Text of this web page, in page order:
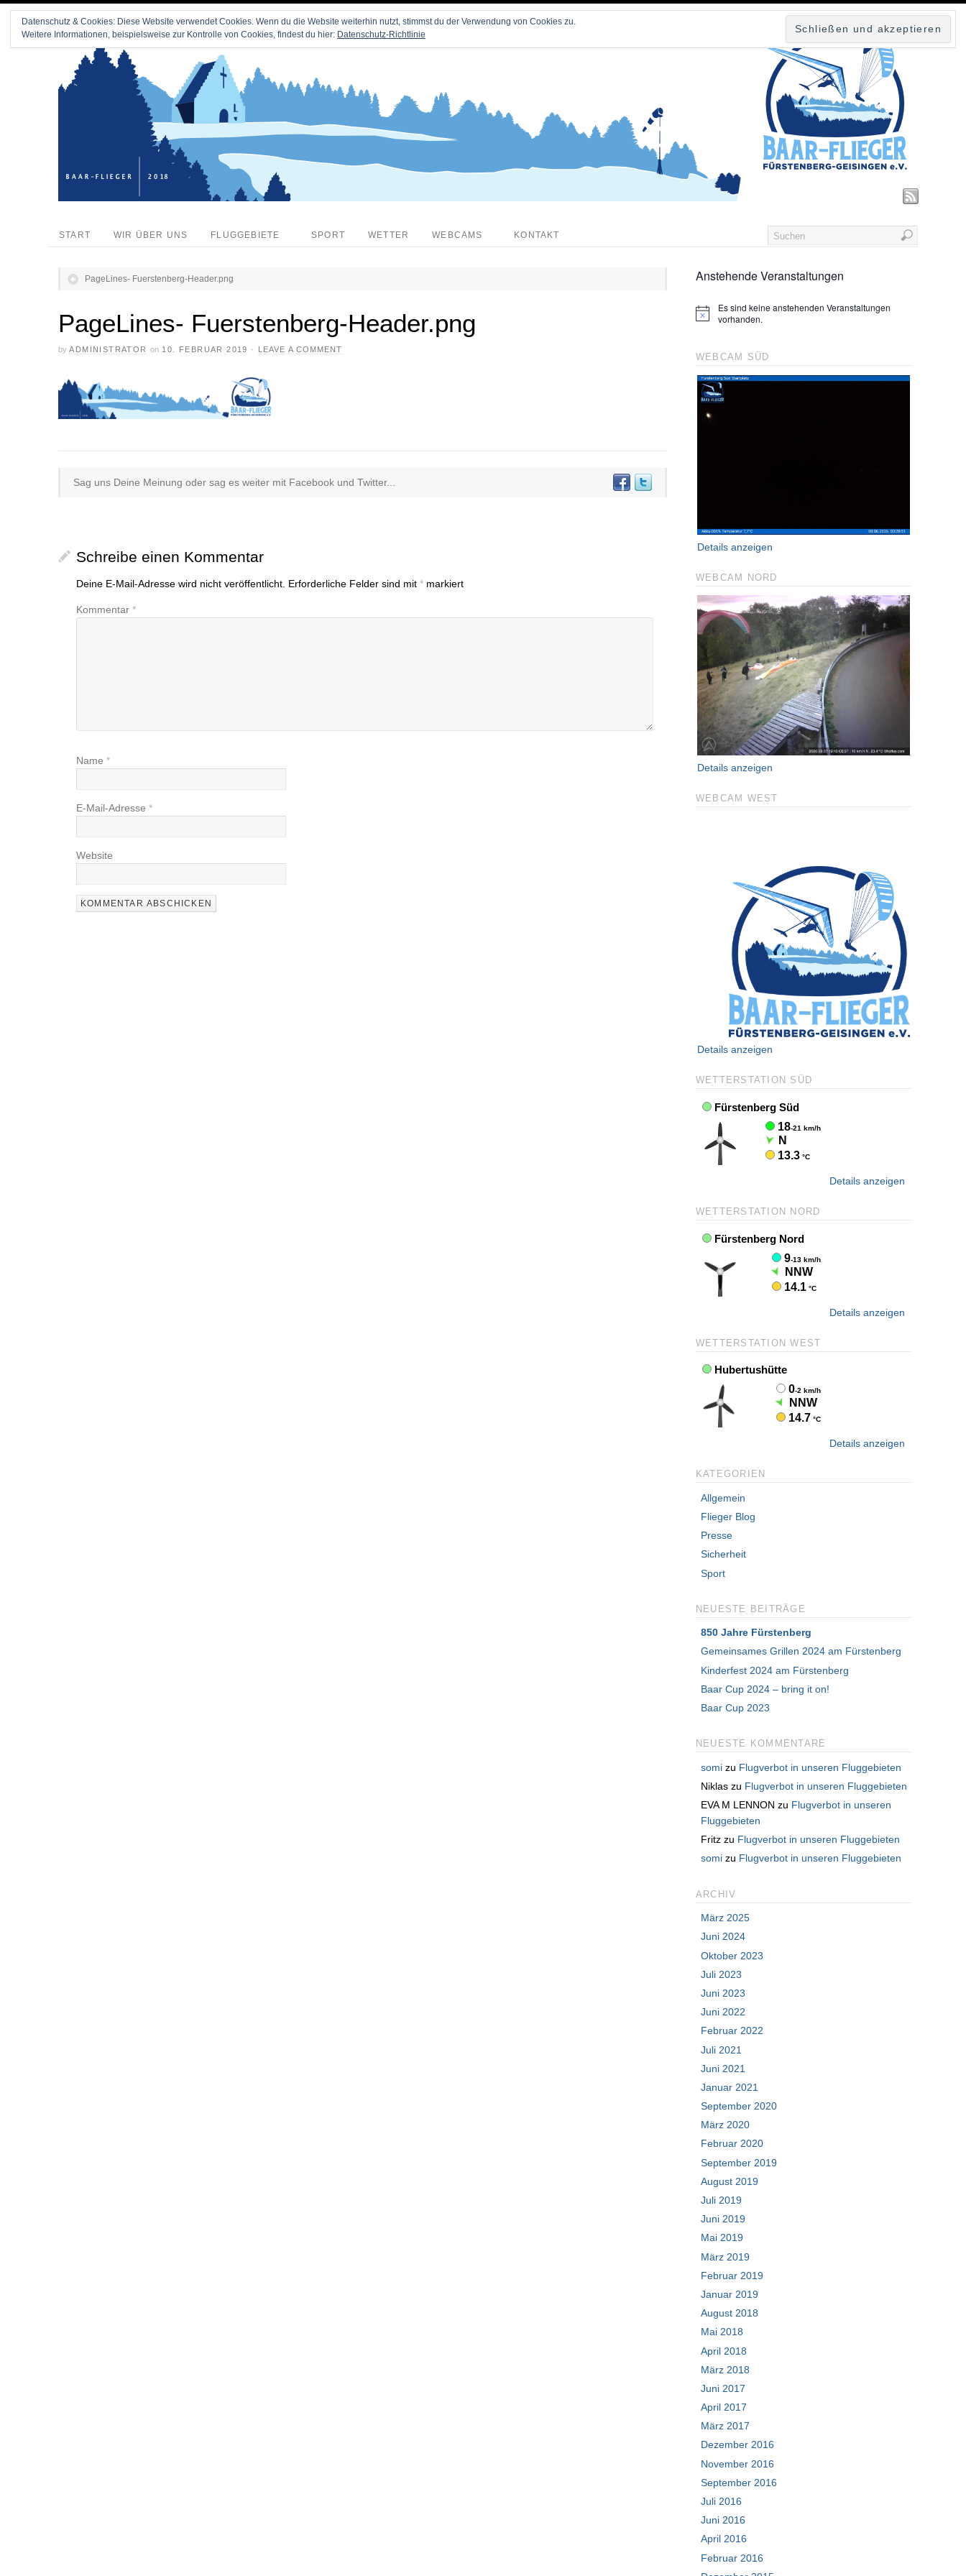
START WIR ÜBER UNS FLUGGEBIETE SPORT WETTER WEBCAMS KONTAKT
PageLines- Fuerstenberg-Header.png
PageLines- Fuerstenberg-Header.png
by ADMINISTRATOR on 10. FEBRUAR 2019 · LEAVE A COMMENT
Sag uns Deine Meinung oder sag es weiter mit Facebook und Twitter...
Schreibe einen Kommentar
Deine E-Mail-Adresse wird nicht veröffentlicht. Erforderliche Felder sind mit * markiert
Kommentar *
Name *
E-Mail-Adresse *
Website
Anstehende Veranstaltungen
Es sind keine anstehenden Veranstaltungen
vorhanden.
WEBCAM SÜD
Details anzeigen
WEBCAM NORD
Details anzeigen
WEBCAM WEST
Details anzeigen
WETTERSTATION SÜD
Details anzeigen
WETTERSTATION NORD
Details anzeigen
WETTERSTATION WEST
Details anzeigen
KATEGORIEN
Allgemein
Flieger Blog
Presse
Sicherheit
Sport
NEUESTE BEITRÄGE
850 Jahre Fürstenberg
Gemeinsames Grillen 2024 am Fürstenberg
Kinderfest 2024 am Fürstenberg
Baar Cup 2024 – bring it on!
Baar Cup 2023
NEUESTE KOMMENTARE
somi zu Flugverbot in unseren Fluggebieten
Niklas zu Flugverbot in unseren Fluggebieten
EVA M LENNON zu Flugverbot in unseren
Fluggebieten
Fritz zu Flugverbot in unseren Fluggebieten
somi zu Flugverbot in unseren Fluggebieten
ARCHIV
März 2025
Juni 2024
Oktober 2023
Juli 2023
Juni 2023
Juni 2022
Februar 2022
Juli 2021
Juni 2021
Januar 2021
September 2020
März 2020
Februar 2020
September 2019
August 2019
Juli 2019
Juni 2019
Mai 2019
März 2019
Februar 2019
Januar 2019
August 2018
Mai 2018
April 2018
März 2018
Juni 2017
April 2017
März 2017
Dezember 2016
November 2016
September 2016
Juli 2016
Juni 2016
April 2016
Februar 2016
Datenschutz & Cookies: Diese Website verwendet Cookies. Wenn du die Website weiterhin nutzt, stimmst du der Verwendung von Cookies zu.
Weitere Informationen, beispielsweise zur Kontrolle von Cookies, findest du hier: Datenschutz-Richtlinie